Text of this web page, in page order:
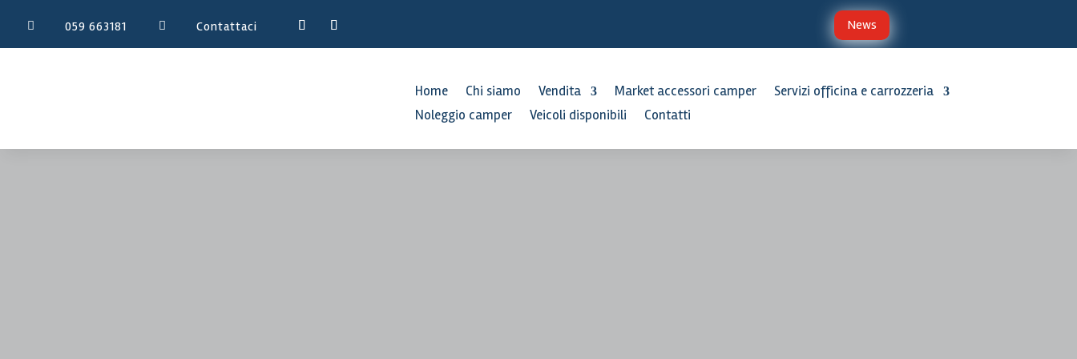
 059 663181  Contattaci News
Home Chi siamo Vendita Market accessori camper
Servizi officina e carrozzeria
Noleggio camper
Veicoli disponibili Contatti